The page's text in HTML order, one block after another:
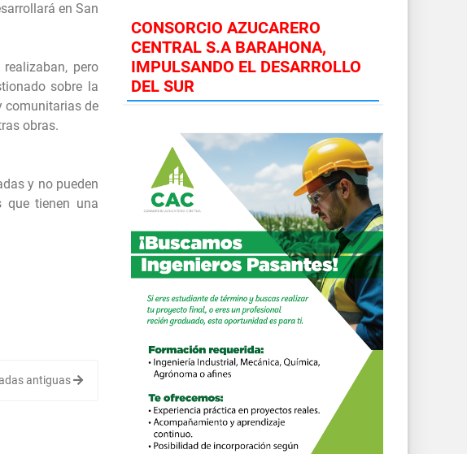
en San
pero
sobre la
comunitarias de
obras.
y no pueden
que tienen una
antiguas
CONSORCIO AZUCARERO
CENTRAL S.A BARAHONA,
IMPULSANDO EL DESARROLLO
DEL SUR